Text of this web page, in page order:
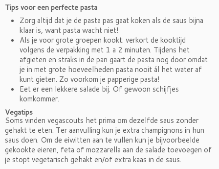
Tips voor een perfecte pasta
Zorg altijd dat je de pasta pas gaat koken als de saus bijna
klaar is, want pasta wacht niet!
Als je voor grote groepen kookt: verkort de kooktijd
volgens de verpakking met 1 a 2 minuten. Tijdens het
afgieten en straks in de pan gaart de pasta nog door omdat
je in met grote hoeveelheden pasta nooit ál het water af
kunt gieten. Zo voorkom je papperige pasta!
Eet er een lekkere salade bij. Of gewoon schijfjes
komkommer.
Vegatips
Soms vinden vegascouts het prima om dezelfde saus zonder
gehakt te eten. Ter aanvulling kun je extra champignons in hun
saus doen. Om de eiwitten aan te vullen kun je bijvoorbeelde
gekookte eieren, feta of mozzarella aan de salade toevoegen of
je stopt vegetarisch gehakt en/of extra kaas in de saus.